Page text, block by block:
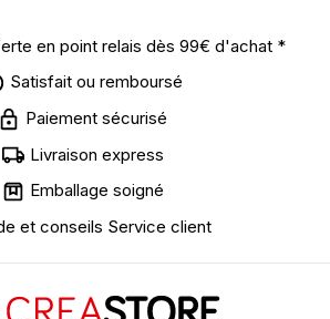
en point relais dès 99€ d'achat *
Satisfait ou remboursé
Paiement sécurisé
Livraison express
Emballage soigné
et conseils Service client